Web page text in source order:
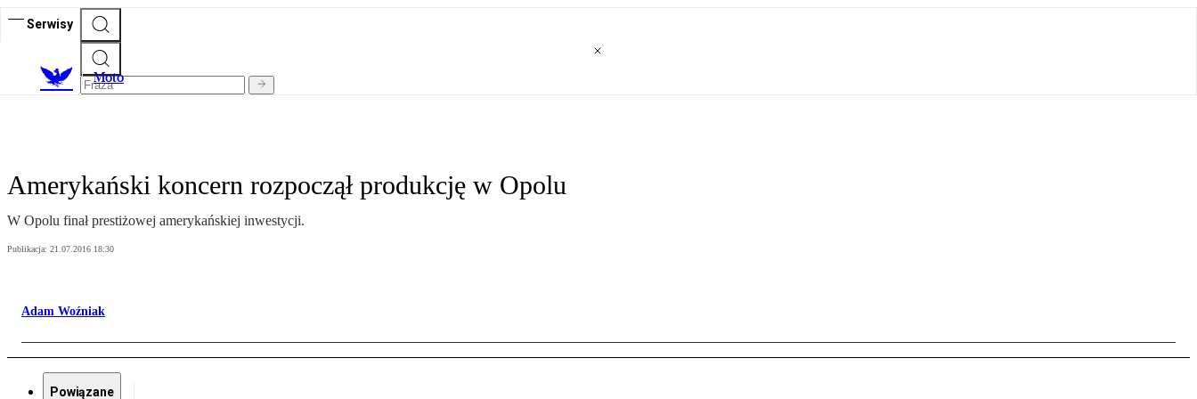
Serwisy
Moto
Amerykański koncern rozpoczął produkcję w Opolu
W Opolu finał prestiżowej amerykańskiej inwestycji.
Publikacja: 21.07.2016 18:30
Adam Woźniak
Powiązane